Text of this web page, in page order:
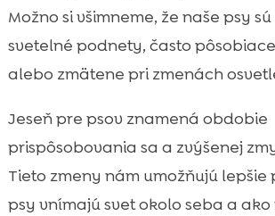
Možno si všimneme, že naše psy
svetelné podnety, často
alebo zmätene pri zmenách
Jeseň pre psov znamená obdobie
prispôsobovania sa a zvýšenej
Tieto zmeny nám umožňujú lepšie
psy vnímajú svet okolo seba a ako